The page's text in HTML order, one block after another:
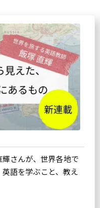
輝さんが、世界各地で
語を学ぶこと、教え